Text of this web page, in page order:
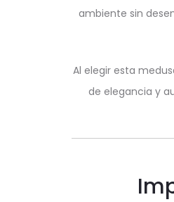
ambiente sin
Al elegir esta
de elegancia y